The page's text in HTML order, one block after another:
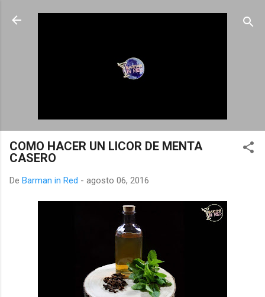
Ir al contenido principal
COMO HACER UN LICOR DE MENTA
CASERO
De Barman in Red - agosto 06, 2016